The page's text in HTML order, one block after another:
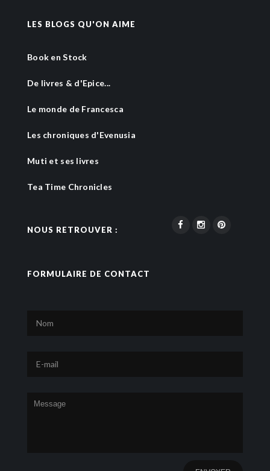
LES BLOGS QU'ON AIME
Book en Stock
De livres & d'Epice...
Le monde de Francesca
Les chroniques d'Evenusia
Muti et ses livres
Tea Time Chronicles
NOUS RETROUVER :
FORMULAIRE DE CONTACT